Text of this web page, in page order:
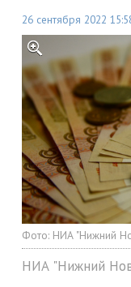
26 сентября 2022
Фото: НИА "Нижний
НИА "Нижний